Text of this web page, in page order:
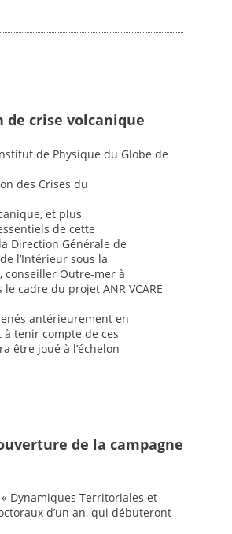
de crise volcanique
de Physique du Globe de
des Crises du
et plus
de cette
Direction Générale de
l’Intérieur sous la
conseiller Outre-mer à
cadre du projet ANR VCARE
antérieurement en
tenir compte de ces
être joué à l’échelon
de la campagne
Dynamiques Territoriales et
d’un an, qui débuteront